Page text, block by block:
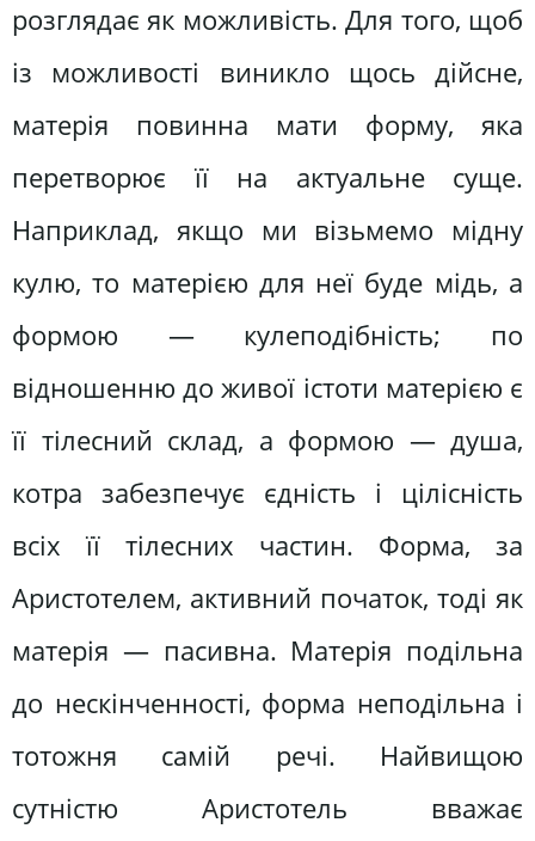
розглядає як можливість. Для того, щоб
із можливості виникло щось дійсне,
матерія повинна мати форму, яка
перетворює її на актуальне суще.
Наприклад, якщо ми візьмемо мідну
кулю, то матерією для неї буде мідь, а
формою — кулеподібність; по
відношенню до живої істоти матерією є
її тілесний склад, а формою — душа,
котра забезпечує єдність і цілісність
всіх її тілесних частин. Форма, за
Аристотелем, активний початок, тоді як
матерія — пасивна. Матерія подільна
до нескінченності, форма неподільна і
тотожня самій речі. Найвищою
сутністю Аристотель вважає